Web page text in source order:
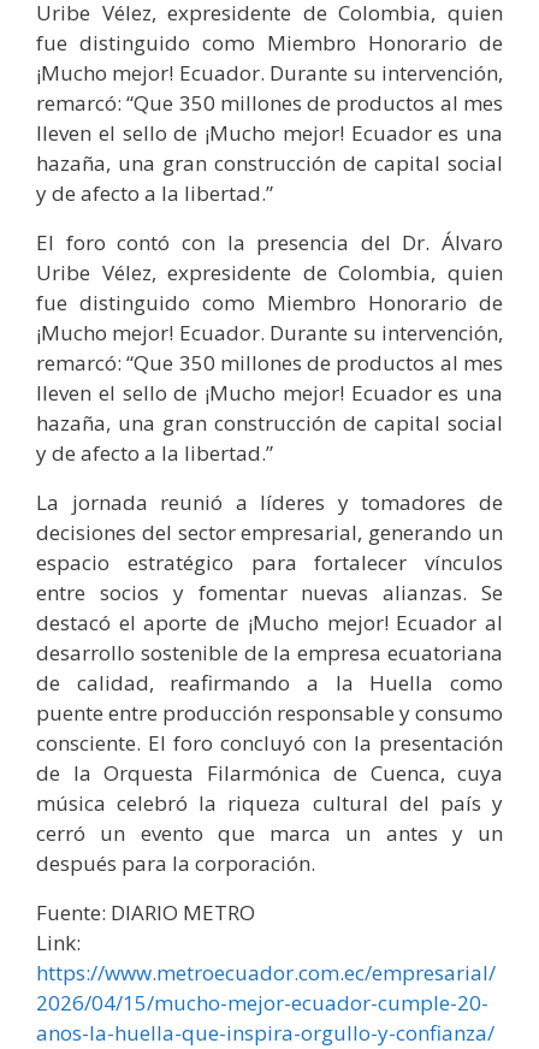
Uribe Vélez, expresidente de Colombia, quien
fue distinguido como Miembro Honorario de
¡Mucho mejor! Ecuador. Durante su intervención,
remarcó: “Que 350 millones de productos al mes
lleven el sello de ¡Mucho mejor! Ecuador es una
hazaña, una gran construcción de capital social
y de afecto a la libertad.”
El foro contó con la presencia del Dr. Álvaro
Uribe Vélez, expresidente de Colombia, quien
fue distinguido como Miembro Honorario de
¡Mucho mejor! Ecuador. Durante su intervención,
remarcó: “Que 350 millones de productos al mes
lleven el sello de ¡Mucho mejor! Ecuador es una
hazaña, una gran construcción de capital social
y de afecto a la libertad.”
La jornada reunió a líderes y tomadores de
decisiones del sector empresarial, generando un
espacio estratégico para fortalecer vínculos
entre socios y fomentar nuevas alianzas. Se
destacó el aporte de ¡Mucho mejor! Ecuador al
desarrollo sostenible de la empresa ecuatoriana
de calidad, reafirmando a la Huella como
puente entre producción responsable y consumo
consciente. El foro concluyó con la presentación
de la Orquesta Filarmónica de Cuenca, cuya
música celebró la riqueza cultural del país y
cerró un evento que marca un antes y un
después para la corporación.
Fuente: DIARIO METRO
Link:
https://www.metroecuador.com.ec/empresarial/
2026/04/15/mucho-mejor-ecuador-cumple-20-
anos-la-huella-que-inspira-orgullo-y-confianza/